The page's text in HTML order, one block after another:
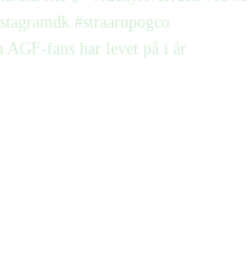
AGF-fans har levet på i år